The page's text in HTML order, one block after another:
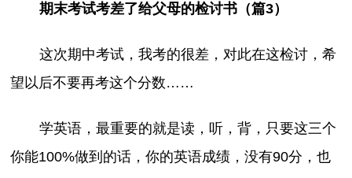
期末考试考差了给父母的检讨书（篇3）
这次期中考试，我考的很差，对此在这检讨，希
望以后不要再考这个分数……
学英语，最重要的就是读，听，背，只要这三个
你能100%做到的话，你的英语成绩，没有90分，也